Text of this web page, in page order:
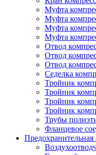
Муфта
Муфта
Муфта
Муфта
Отвод
Отвод
Отвод
Седелка
Тройник
Тройник
Тройник
Тройник
Трубы
Фланцевое
Предохранительная